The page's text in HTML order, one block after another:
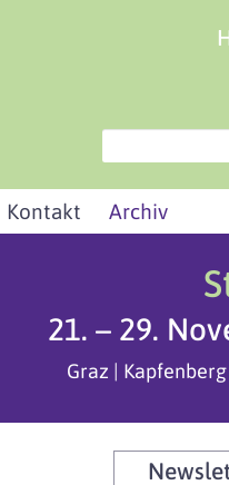
Kontakt Archiv
21. – 29.
Graz |